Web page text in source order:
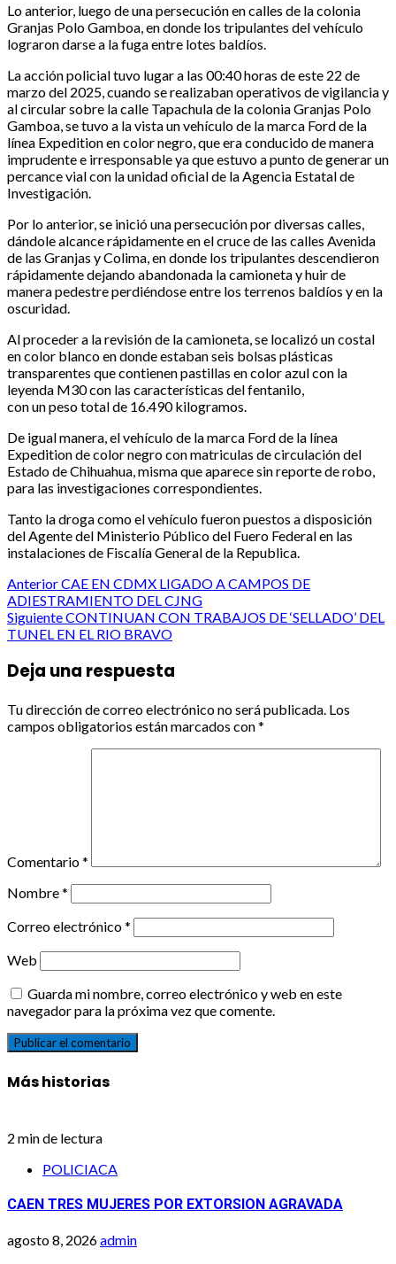
Lo anterior, luego de una persecución en calles de la colonia
Granjas Polo Gamboa, en donde los tripulantes del vehículo
lograron darse a la fuga entre lotes baldíos.
La acción policial tuvo lugar a las 00:40 horas de este 22 de
marzo del 2025, cuando se realizaban operativos de vigilancia y
al circular sobre la calle Tapachula de la colonia Granjas Polo
Gamboa, se tuvo a la vista un vehículo de la marca Ford de la
línea Expedition en color negro, que era conducido de manera
imprudente e irresponsable ya que estuvo a punto de generar un
percance vial con la unidad oficial de la Agencia Estatal de
Investigación.
Por lo anterior, se inició una persecución por diversas calles,
dándole alcance rápidamente en el cruce de las calles Avenida
de las Granjas y Colima, en donde los tripulantes descendieron
rápidamente dejando abandonada la camioneta y huir de
manera pedestre perdiéndose entre los terrenos baldíos y en la
oscuridad.
Al proceder a la revisión de la camioneta, se localizó un costal
en color blanco en donde estaban seis bolsas plásticas
transparentes que contienen pastillas en color azul con la
leyenda M30 con las características del fentanilo,
con un peso total de 16.490 kilogramos.
De igual manera, el vehículo de la marca Ford de la línea
Expedition de color negro con matriculas de circulación del
Estado de Chihuahua, misma que aparece sin reporte de robo,
para las investigaciones correspondientes.
Tanto la droga como el vehículo fueron puestos a disposición
del Agente del Ministerio Público del Fuero Federal en las
instalaciones de Fiscalía General de la Republica.
Post
navigation
AnteriorCAE EN CDMX LIGADO A CAMPOS DE
ADIESTRAMIENTO DEL CJNG
SiguienteCONTINUAN CON TRABAJOS DE ‘SELLADO’ DEL
TUNEL EN EL RIO BRAVO
Deja una respuesta
Tu dirección de correo electrónico no será publicada. Los
campos obligatorios están marcados con*
Comentario*
Nombre*
Correo electrónico*
Web
Guarda mi nombre, correo electrónico y web en este
navegador para la próxima vez que comente.
Más historias
2 min de lectura
POLICIACA
CAEN TRES MUJERES POR EXTORSION AGRAVADA
agosto 8, 2026admin